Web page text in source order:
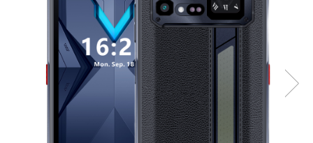
Aparate de Gătit
Oală sub Presiune
Slow Cooker
Grătar Grill
Gătit cu Aburi